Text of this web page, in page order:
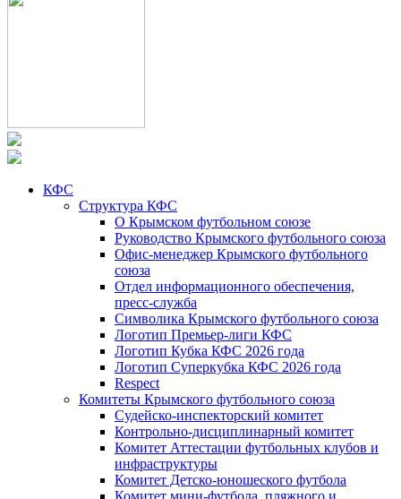
КФС
Структура КФС
О Крымском футбольном союзе
Руководство Крымского футбольного союза
Офис-менеджер Крымского футбольного
союза
Отдел информационного обеспечения,
пресс-служба
Символика Крымского футбольного союза
Логотип Премьер-лиги КФС
Логотип Кубка КФС 2026 года
Логотип Суперкубка КФС 2026 года
Respect
Комитеты Крымского футбольного союза
Судейско-инспекторский комитет
Контрольно-дисциплинарный комитет
Комитет Аттестации футбольных клубов и
инфраструктуры
Комитет Детско-юношеского футбола
Комитет мини-футбола, пляжного и